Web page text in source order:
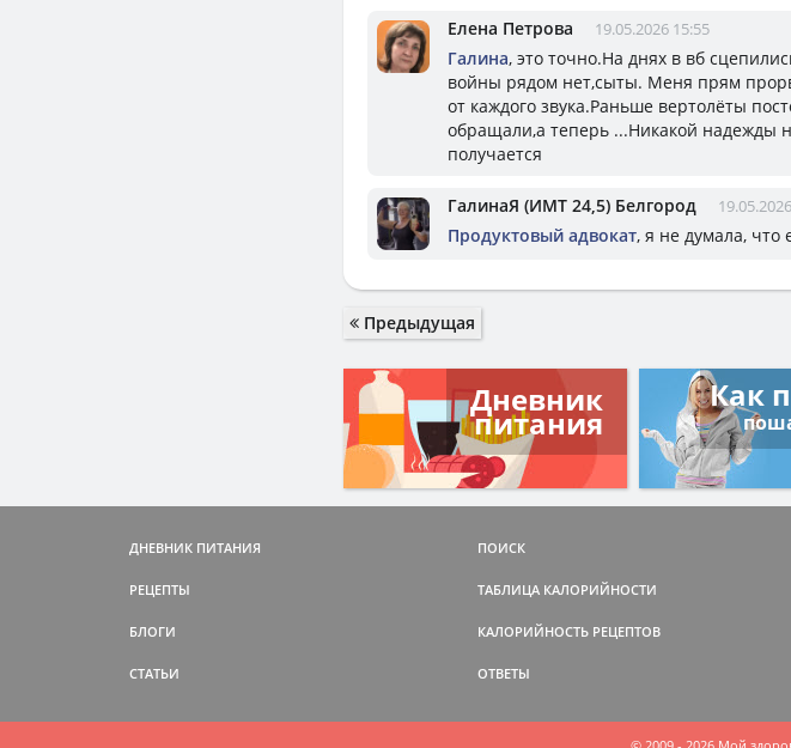
Елена Петрова 19.05.2026 15:55
Галина, это точно.На днях в вб
войны рядом нет,сыты. Меня прям
от каждого звука.Раньше вертолёты
обращали,а теперь ...Никакой надежды
получается
ГалинаЯ (ИМТ 24,5) Белгород
Продуктовый адвокат, я не думала,
Предыдущая
Дневник
питания
Как
ДНЕВНИК ПИТАНИЯ
РЕЦЕПТЫ
БЛОГИ
СТАТЬИ
ПОИСК
ТАБЛИЦА КАЛОРИЙНОСТИ
КАЛОРИЙНОСТЬ РЕЦЕПТОВ
ОТВЕТЫ